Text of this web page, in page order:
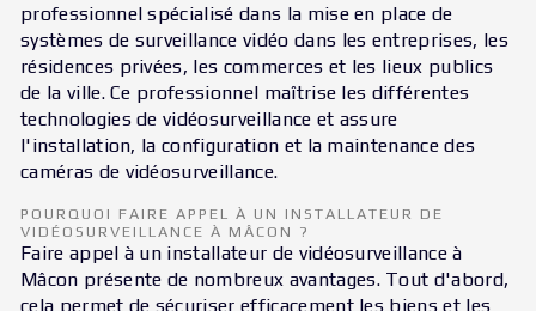
professionnel spécialisé dans la mise en place de
systèmes de surveillance vidéo dans les entreprises, les
résidences privées, les commerces et les lieux publics
de la ville. Ce professionnel maîtrise les différentes
technologies de vidéosurveillance et assure
l'installation, la configuration et la maintenance des
caméras de vidéosurveillance.
POURQUOI FAIRE APPEL À UN INSTALLATEUR DE
VIDÉOSURVEILLANCE À MÂCON ?
Faire appel à un installateur de vidéosurveillance à
Mâcon présente de nombreux avantages. Tout d'abord,
cela permet de sécuriser efficacement les biens et les